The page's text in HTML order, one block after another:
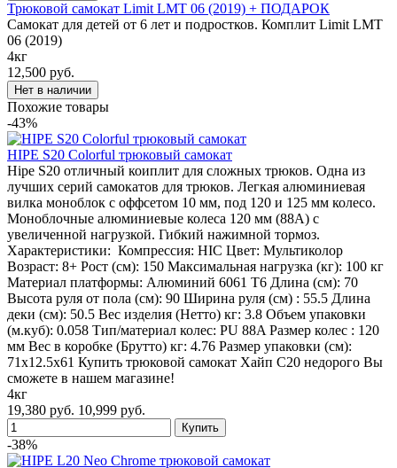
Трюковой самокат Limit LMT 06 (2019) + ПОДАРОК
Самокат для детей от 6 лет и подростков. Комплит Limit LMT
06 (2019)
4кг
12,500 руб.
Похожие товары
-43%
HIPE S20 Colorful трюковый самокат
Hipe S20 отличный коиплит для сложных трюков. Одна из
лучших серий самокатов для трюков. Легкая алюминиевая
вилка моноблок с оффсетом 10 мм, под 120 и 125 мм колесо.
Моноблочные алюминиевые колеса 120 мм (88А) с
увеличенной нагрузкой. Гибкий нажимной тормоз.
Характеристики: Компрессия: HIC Цвет: Мультиколор
Возраст: 8+ Рост (см): 150 Максимальная нагрузка (кг): 100 кг
Материал платформы: Алюминий 6061 T6 Длина (см): 70
Высота руля от пола (см): 90 Ширина руля (см) : 55.5 Длина
деки (см): 50.5 Вес изделия (Нетто) кг: 3.8 Объем упаковки
(м.куб): 0.058 Тип/материал колес: PU 88A Размер колес : 120
мм Вес в коробке (Брутто) кг: 4.76 Размер упаковки (см):
71х12.5х61 Купить трюковой самокат Хайп С20 недорого Вы
сможете в нашем магазине!
4кг
19,380 руб. 10,999 руб.
-38%